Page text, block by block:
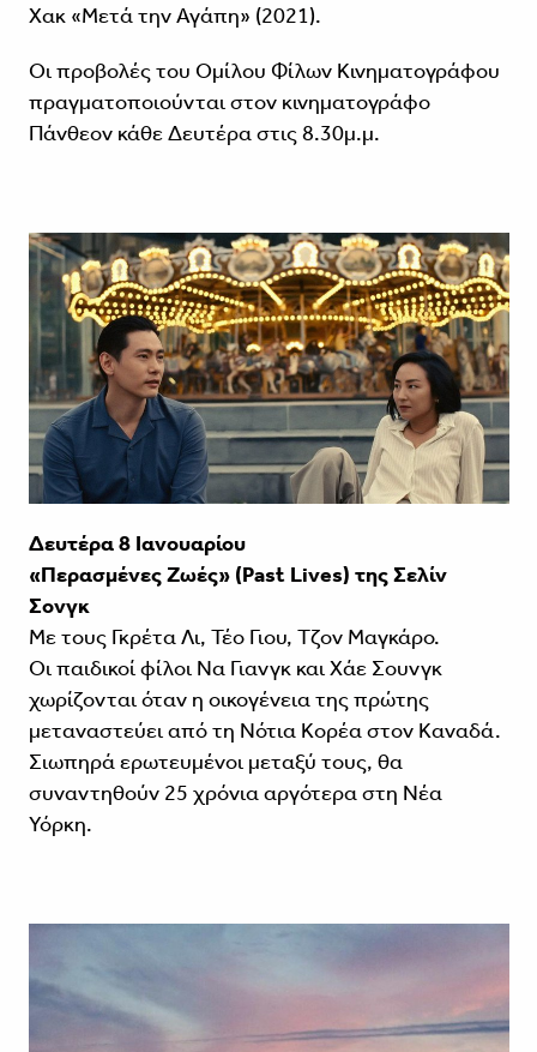
Χακ «Μετά την Αγάπη» (2021).
Οι προβολές του Ομίλου Φίλων Κινηματογράφου
πραγματοποιούνται στον κινηματογράφο
Πάνθεον κάθε Δευτέρα στις 8.30μ.μ.
Δευτέρα 8 Ιανουαρίου
«Περασμένες Ζωές» (Past Lives) της Σελίν
Σονγκ
Με τους Γκρέτα Λι, Τέο Γιου, Τζον Μαγκάρο.
Οι παιδικοί φίλοι Να Γιανγκ και Χάε Σουνγκ
χωρίζονται όταν η οικογένεια της πρώτης
μεταναστεύει από τη Νότια Κορέα στον Καναδά.
Σιωπηρά ερωτευμένοι μεταξύ τους, θα
συναντηθούν 25 χρόνια αργότερα στη Νέα
Υόρκη.